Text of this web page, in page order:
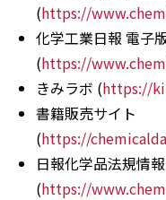
(https://
化学工業日報 電子
(https://
きみラボ (https://
書籍販売サイト
(https://
日報化学品法規情
(https://